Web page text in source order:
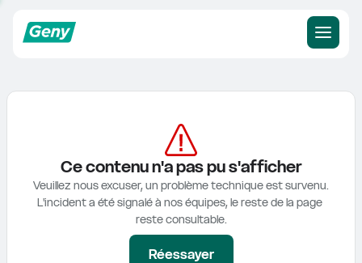
Ce contenu n'a pas pu s'afficher
Veuillez nous excuser, un problème technique est survenu.
L'incident a été signalé à nos équipes, le reste de la page
reste consultable.
Réessayer